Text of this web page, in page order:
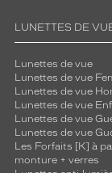
LUNETTES DE
Lunettes de vue
Lunettes de vue
Lunettes de vue
Lunettes de vue
Lunettes de vue
Lunettes de vue
Les Forfaits [K] à
monture + verres